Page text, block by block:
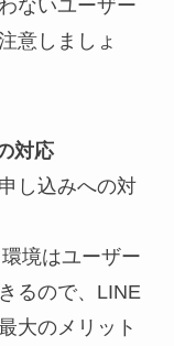
ないユーザー
意しましょ
対応
し込みへの対
境はユーザー
るので、LINE
大のメリット